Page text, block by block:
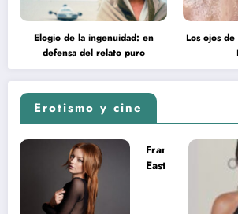
Elogio de la ingenuidad: en
defensa del relato puro
Los ojos
Erotismo y cine
Francesca
Eastwood y